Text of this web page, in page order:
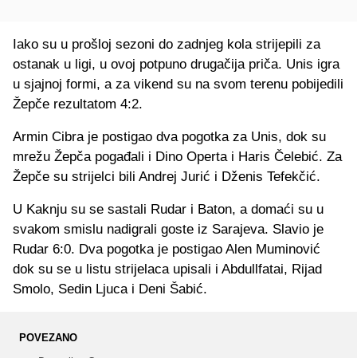
Iako su u prošloj sezoni do zadnjeg kola strijepili za
ostanak u ligi, u ovoj potpuno drugačija priča. Unis igra
u sjajnoj formi, a za vikend su na svom terenu pobijedili
Žepče rezultatom 4:2.
Armin Cibra je postigao dva pogotka za Unis, dok su
mrežu Žepča pogađali i Dino Operta i Haris Čelebić. Za
Žepče su strijelci bili Andrej Jurić i Dženis Tefekčić.
U Kaknju su se sastali Rudar i Baton, a domaći su u
svakom smislu nadigrali goste iz Sarajeva. Slavio je
Rudar 6:0. Dva pogotka je postigao Alen Muminović
dok su se u listu strijelaca upisali i Abdullfatai, Rijad
Smolo, Sedin Ljuca i Deni Šabić.
POVEZANO